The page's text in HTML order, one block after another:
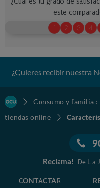
¿Quieres recibir nuestra
Consumo y familia
tiendas online
Reclama! De L a
CONTACTAR